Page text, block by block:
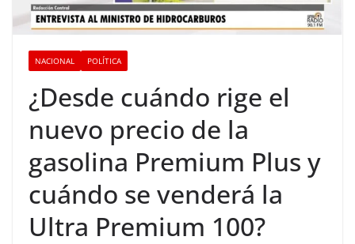
NACIONAL POLÍTICA
¿Desde cuándo rige el
nuevo precio de la
gasolina Premium Plus y
cuándo se venderá la
Ultra Premium 100?